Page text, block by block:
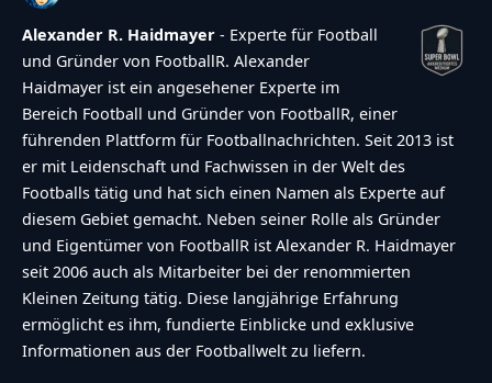
Alexander R. Haidmayer - Experte für Football
und Gründer von FootballR. Alexander
Haidmayer ist ein angesehener Experte im
Bereich Football und Gründer von FootballR, einer
führenden Plattform für Footballnachrichten. Seit 2013 ist
er mit Leidenschaft und Fachwissen in der Welt des
Footballs tätig und hat sich einen Namen als Experte auf
diesem Gebiet gemacht. Neben seiner Rolle als Gründer
und Eigentümer von FootballR ist Alexander R. Haidmayer
seit 2006 auch als Mitarbeiter bei der renommierten
Kleinen Zeitung tätig. Diese langjährige Erfahrung
ermöglicht es ihm, fundierte Einblicke und exklusive
Informationen aus der Footballwelt zu liefern.